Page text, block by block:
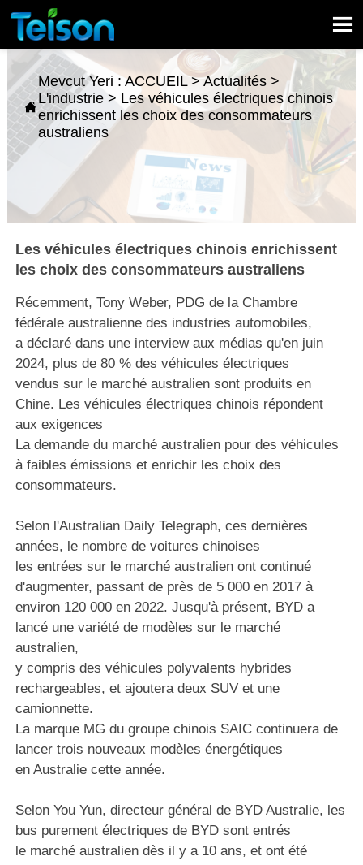


Mevcut Yeri :ACCUEIL>Actualités>
L'industrie> Les véhicules électriques chinois
enrichissent les choix des consommateurs
australiens
Les véhicules électriques chinois enrichissent
les choix des consommateurs australiens
Récemment, Tony Weber, PDG de la Chambre
fédérale australienne des industries automobiles,
a déclaré dans une interview aux médias qu'en juin
2024, plus de 80 % des véhicules électriques
vendus sur le marché australien sont produits en
Chine. Les véhicules électriques chinois répondent
aux exigences
La demande du marché australien pour des véhicules
à faibles émissions et enrichir les choix des
consommateurs.
Selon l'Australian Daily Telegraph, ces dernières
années, le nombre de voitures chinoises
les entrées sur le marché australien ont continué
d'augmenter, passant de près de 5 000 en 2017 à
environ 120 000 en 2022. Jusqu'à présent, BYD a
lancé une variété de modèles sur le marché
australien,
y compris des véhicules polyvalents hybrides
rechargeables, et ajoutera deux SUV et une
camionnette.
La marque MG du groupe chinois SAIC continuera de
lancer trois nouveaux modèles énergétiques
en Australie cette année.
Selon You Yun, directeur général de BYD Australie, les
bus purement électriques de BYD sont entrés
le marché australien dès il y a 10 ans, et ont été